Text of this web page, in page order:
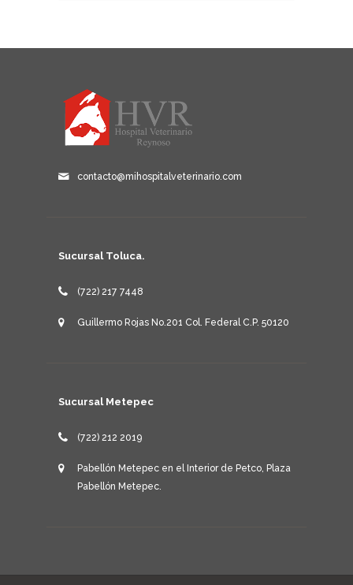
contacto@mihospitalveterinario.com
Sucursal Toluca.
(722) 217 7448
Guillermo Rojas No.201 Col. Federal C.P. 50120
Sucursal Metepec
(722) 212 2019
Pabellón Metepec en el Interior de Petco, Plaza
Pabellón Metepec.